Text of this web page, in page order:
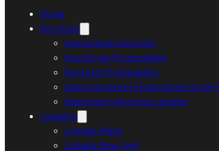
Home
Servicios
Asesoría de Inversión
Gestión de Propiedades
Renta de Propiedades
Asesoría para el Financiamiento de
Asesoría en Asuntos Legales
Listados
Listado Miami
Listado New York